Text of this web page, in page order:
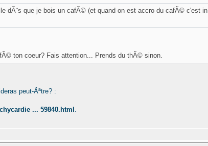
dÃ¨s que je bois un cafÃ© (et quand on est accro du cafÃ© c'est in
ton coeur? Fais attention... Prends du thÃ© sinon.
peut-Ãªtre? :
... 59840.html .